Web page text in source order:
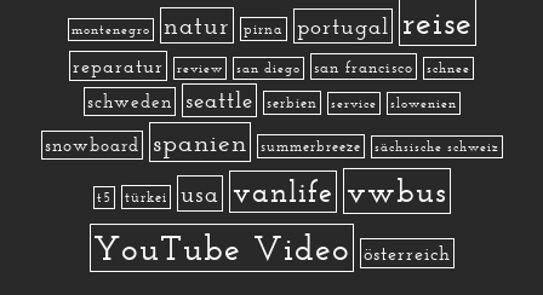
montenegro natur pirna portugal reise
reparatur review san diego san francisco schnee
schweden seattle serbien service slowenien
snowboard spanien summerbreeze sächsische schweiz
t5 türkei usa vanlife vwbus
YouTube Video österreich